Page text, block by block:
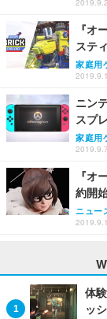
『オ
ステ
家庭用
ニン
スプ
家庭用
『オ
約開
ニュー
体
ッ